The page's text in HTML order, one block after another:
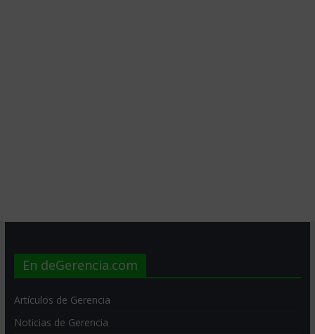
En deGerencia.com
Artículos de Gerencia
Noticias de Gerencia